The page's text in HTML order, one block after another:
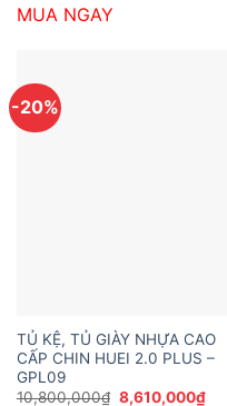
4,000,000₫.
MUA NGAY
-20%
TỦ KỆ, TỦ GIÀY NHỰA CAO
CẤP CHIN HUEI 2.0 PLUS –
GPL09
10,800,000₫ Giá
8,610,000₫Giá